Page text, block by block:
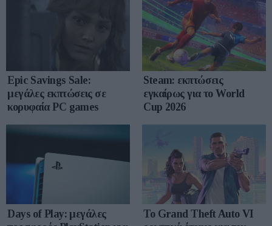
Epic Savings Sale:
μεγάλες εκπτώσεις σε
κορυφαία PC games
Steam: εκπτώσεις
εγκαίρως για το World
Cup 2026
Days of Play: μεγάλες
Το Grand Theft Auto VI